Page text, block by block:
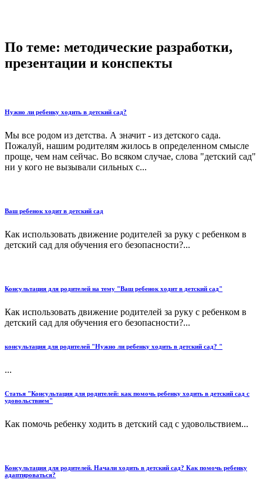
По теме: методические разработки,
презентации и конспекты
Нужно ли ребенку ходить в детский сад?
Мы все родом из детства. А значит - из детского сада.
Пожалуй, нашим родителям жилось в определенном смысле
проще, чем нам сейчас. Во всяком случае, слова "детский сад"
ни у кого не вызывали сильных с...
Ваш ребенок ходит в детский сад
Как использовать движение родителей за руку с ребенком в
детский сад для обучения его безопасности?...
Консультация для родителей на тему "Ваш ребенок ходит в детский сад"
Как использовать движение родителей за руку с ребенком в
детский сад для обучения его безопасности?...
консультация для родителей "Нужно ли ребенку ходить в детский сад? "
...
Статья "Консультация для родителей: как помочь ребенку ходить в детский сад с
удовольствием"
Как помочь ребенку ходить в детский сад с удовольствием...
Консультация для родителей. Начали ходить в детский сад? Как помочь ребенку
адаптироваться?